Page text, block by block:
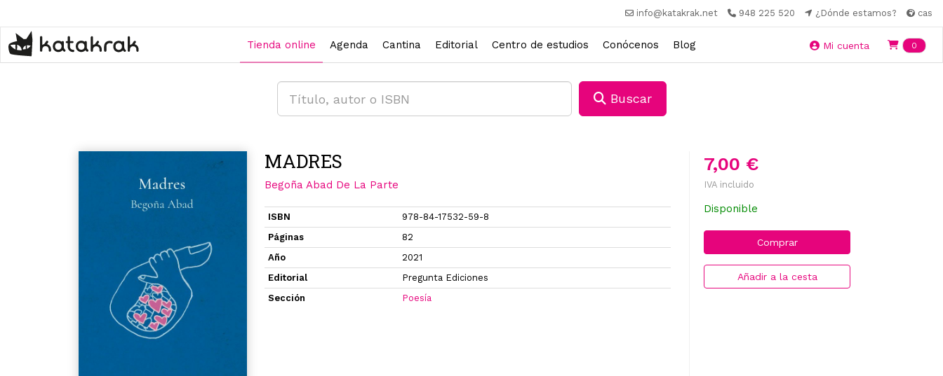
contenido
principal
info@katakrak.net 948 225 520 ¿Dónde estamos? cas
Tienda online Agenda Cantina Editorial Centro de estudios Conócenos Blog Mi cuenta 0
Buscar
7,00 €
IVA incluido
Disponible
Comprar
Añadir a la cesta
MADRES
Begoña Abad De La Parte
ISBN
978-84-17532-59-8
Páginas
82
Año
2021
Editorial
Pregunta Ediciones
Sección
Poesía